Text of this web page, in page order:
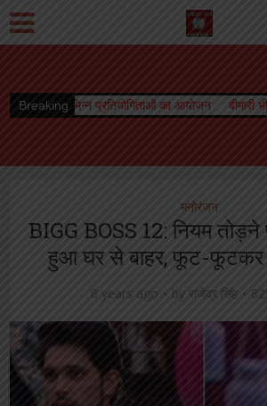
Breakingका आयोजन बीमारी भी नहीं रोक सकी ममता की
मनोरंजन
BIGG BOSS 12: नियम
हुआ घर से बाहर, फूट-फूटकर
8 years ago by राजेंद्र सिंह